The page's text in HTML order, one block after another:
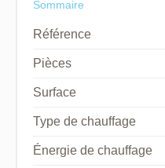
Sommaire
Référence
Pièces
Surface
Type de chauffage
Énergie de chauffage